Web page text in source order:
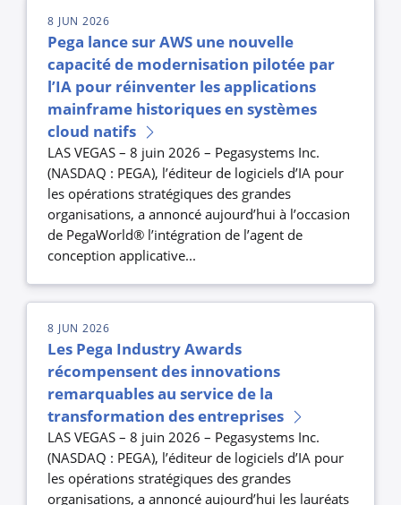
8 JUN 2026
Pega lance sur AWS une nouvelle
capacité de modernisation pilotée par
l’IA pour réinventer les applications
mainframe historiques en systèmes
cloud natifs
LAS VEGAS – 8 juin 2026 – Pegasystems Inc.
(NASDAQ : PEGA), l’éditeur de logiciels d’IA pour
les opérations stratégiques des grandes
organisations, a annoncé aujourd’hui à l’occasion
de PegaWorld® l’intégration de l’agent de
conception applicative...
8 JUN 2026
Les Pega Industry Awards
récompensent des innovations
remarquables au service de la
transformation des entreprises
LAS VEGAS – 8 juin 2026 – Pegasystems Inc.
(NASDAQ : PEGA), l’éditeur de logiciels d’IA pour
les opérations stratégiques des grandes
organisations, a annoncé aujourd’hui les lauréats